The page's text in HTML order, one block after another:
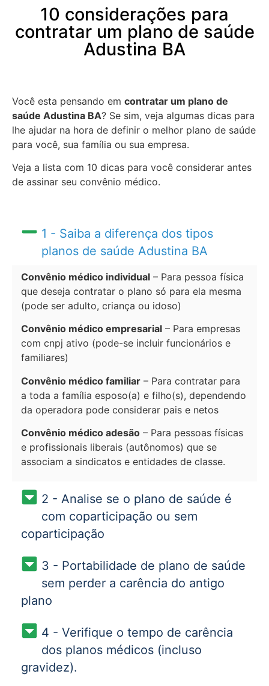
10 considerações para
contratar um plano de saúde
Adustina BA
Você esta pensando em contratar um plano de
saúde Adustina BA? Se sim, veja algumas dicas para
lhe ajudar na hora de definir o melhor plano de saúde
para você, sua família ou sua empresa.
Veja a lista com 10 dicas para você considerar antes
de assinar seu convênio médico.
1 - Saiba a diferença dos tipos
planos de saúde Adustina BA
Convênio médico individual – Para pessoa física
que deseja contratar o plano só para ela mesma
(pode ser adulto, criança ou idoso)
Convênio médico empresarial – Para empresas
com cnpj ativo (pode-se incluir funcionários e
familiares)
Convênio médico familiar – Para contratar para
a toda a família esposo(a) e filho(s), dependendo
da operadora pode considerar pais e netos
Convênio médico adesão – Para pessoas físicas
e profissionais liberais (autônomos) que se
associam a sindicatos e entidades de classe.
2 - Analise se o plano de saúde é
com coparticipação ou sem
coparticipação
3 - Portabilidade de plano de saúde
sem perder a carência do antigo
plano
4 - Verifique o tempo de carência
dos planos médicos (incluso
gravidez).